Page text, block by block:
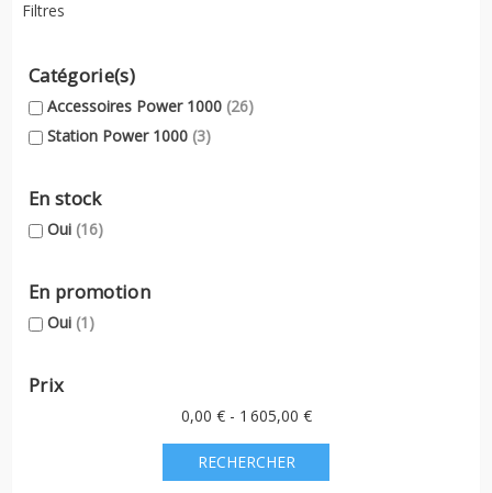
Filtres
Catégorie(s)
Accessoires Power 1000 (26)
Station Power 1000 (3)
En stock
Oui (16)
En promotion
Oui (1)
Prix
0,00 € - 1 605,00 €